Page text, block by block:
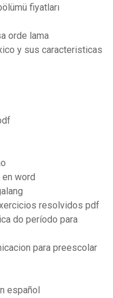
fiyatları
orde lama
y sus caracteristicas
word
resolvidos pdf
do período para
para preescolar
español